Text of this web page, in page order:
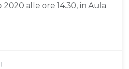
alle ore 14.30, in Aula